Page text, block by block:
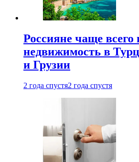
Россияне чаще
недвижимость в
и Грузии
2 года спустя2 года спустя